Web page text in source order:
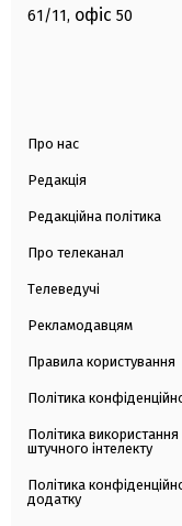
61/11, офіс 50
Про нас
Редакція
Редакційна політика
Про телеканал
Телеведучі
Рекламодавцям
Правила користування
Політика
Політика використання
штучного інтелекту
Політика
додатку